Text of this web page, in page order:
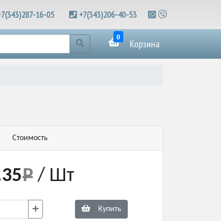
16-05 +7(343)206-40-53
0
Корзина
Стоимость
/ Шт
Купить